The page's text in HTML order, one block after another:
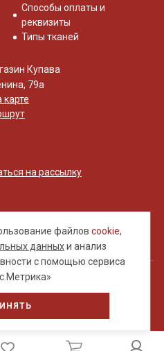
файловcookie,
данныхи анализ
с помощью сервиса
Способы оплаты и
реквизиты
Типы тканей
Купава
79а
карте
на рассылку
публичной
данных